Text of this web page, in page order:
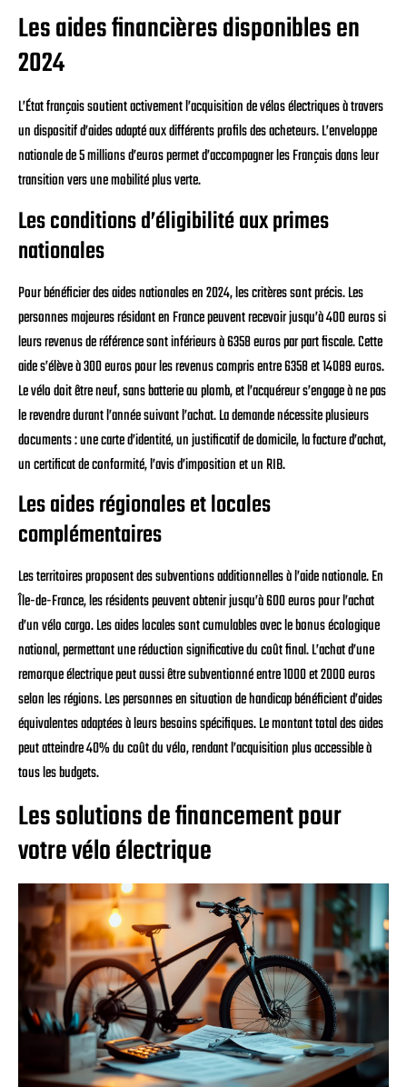
Les aides financières disponibles en
2024
L’État français soutient activement l’acquisition de vélos électriques à travers
un dispositif d’aides adapté aux différents profils des acheteurs. L’enveloppe
nationale de 5 millions d’euros permet d’accompagner les Français dans leur
transition vers une mobilité plus verte.
Les conditions d’éligibilité aux primes
nationales
Pour bénéficier des aides nationales en 2024, les critères sont précis. Les
personnes majeures résidant en France peuvent recevoir jusqu’à 400 euros si
leurs revenus de référence sont inférieurs à 6358 euros par part fiscale. Cette
aide s’élève à 300 euros pour les revenus compris entre 6358 et 14089 euros.
Le vélo doit être neuf, sans batterie au plomb, et l’acquéreur s’engage à ne pas
le revendre durant l’année suivant l’achat. La demande nécessite plusieurs
documents : une carte d’identité, un justificatif de domicile, la facture d’achat,
un certificat de conformité, l’avis d’imposition et un RIB.
Les aides régionales et locales
complémentaires
Les territoires proposent des subventions additionnelles à l’aide nationale. En
Île-de-France, les résidents peuvent obtenir jusqu’à 600 euros pour l’achat
d’un vélo cargo. Les aides locales sont cumulables avec le bonus écologique
national, permettant une réduction significative du coût final. L’achat d’une
remorque électrique peut aussi être subventionné entre 1000 et 2000 euros
selon les régions. Les personnes en situation de handicap bénéficient d’aides
équivalentes adaptées à leurs besoins spécifiques. Le montant total des aides
peut atteindre 40% du coût du vélo, rendant l’acquisition plus accessible à
tous les budgets.
Les solutions de financement pour
votre vélo électrique